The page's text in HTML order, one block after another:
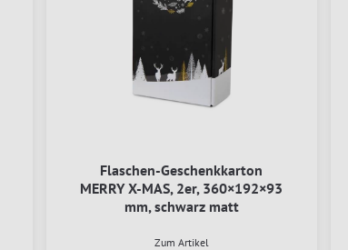
Flaschen-Geschenkkarton
MERRY X-MAS, 2er, 360×192×93
mm, schwarz matt
Zum Artikel